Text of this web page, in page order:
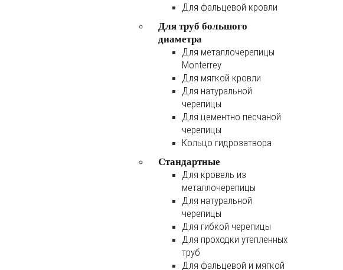
Для фальцевой кровли
Для труб большого
диаметра
Для металлочерепицы
Monterrey
Для мягкой кровли
Для натуральной
черепицы
Для цементно песчаной
черепицы
Кольцо гидрозатвора
Стандартные
Для кровель из
металлочерепицы
Для натуральной
черепицы
Для гибкой черепицы
Для проходки утепленных
труб
Для фальцевой и мягкой